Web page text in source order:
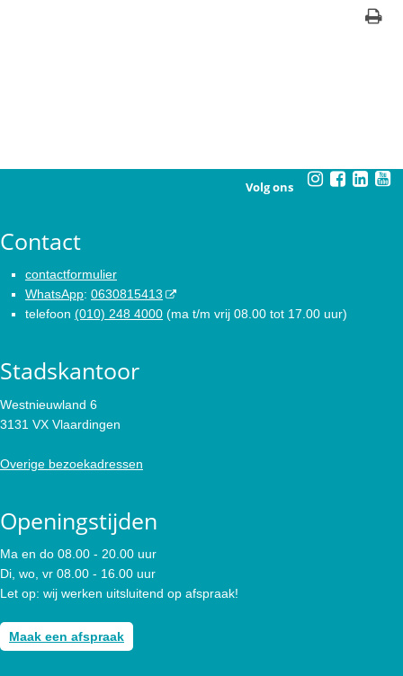
Volg ons
Contact
contactformulier
WhatsApp: 0630815413
telefoon (010) 248 4000 (ma t/m vrij 08.00 tot 17.00 uur)
Stadskantoor
Westnieuwland 6
3131 VX Vlaardingen
Overige bezoekadressen
Openingstijden
Ma en do 08.00 - 20.00 uur
Di, wo, vr 08.00 - 16.00 uur
Let op: wij werken uitsluitend op afspraak!
Maak een afspraak